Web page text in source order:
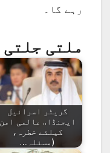
رہے گا۔
ملتی
گریٹر اسرائیل
ایجنڈا.. عالمی امن
کیلئے خطرہ،
(مسئلہ…